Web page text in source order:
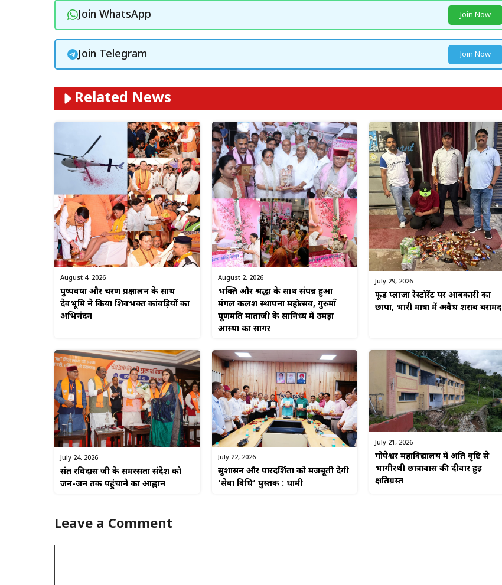
Join WhatsApp Join Now
Join Telegram Join Now
Related News
August 4, 2026
पुष्पवर्षा और चरण प्रक्षालन के साथ
देवभूमि ने किया शिवभक्त कांवड़ियों का
अभिनंदन
August 2, 2026
भक्ति और श्रद्धा के साथ संपन्न हुआ
मंगल कलश स्थापना महोत्सव, गुरुमाँ
पूर्णमति माताजी के सानिध्य में उमड़ा
आस्था का सागर
July 29, 2026
फूड प्लाजा रेस्टोरेंट पर आबकारी का
छापा, भारी मात्रा में अवैध शराब बरामद
July 24, 2026
संत रविदास जी के समरसता संदेश को
जन-जन तक पहुंचाने का आह्वान
July 22, 2026
सुशासन और पारदर्शिता को मजबूती देगी
‘सेवा विधि’ पुस्तक : धामी
July 21, 2026
गोपेश्वर महाविद्यालय में अति वृष्टि से
भागीरथी छात्रावास की दीवार हुई
क्षतिग्रस्त
Leave a Comment